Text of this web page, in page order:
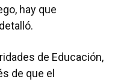
hay que
de Educación,
de que el